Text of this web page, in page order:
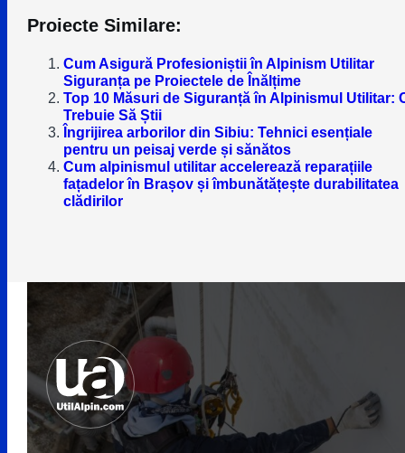
Proiecte Similare:
Cum Asigură Profesioniștii în Alpinism Utilitar
Siguranța pe Proiectele de Înălțime
Top 10 Măsuri de Siguranță în Alpinismul Utilitar:
Trebuie Să Știi
Îngrijirea arborilor din Sibiu: Tehnici esențiale
pentru un peisaj verde și sănătos
Cum alpinismul utilitar accelerează reparațiile
fațadelor în Brașov și îmbunătățește durabilitatea
clădirilor